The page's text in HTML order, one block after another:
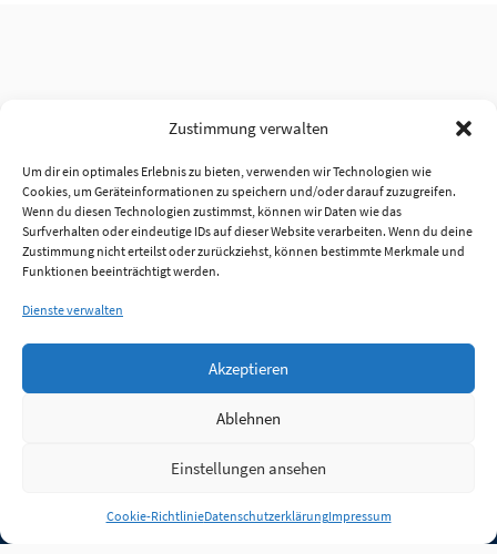
Zustimmung verwalten
Um dir ein optimales Erlebnis zu bieten, verwenden wir Technologien wie
Cookies, um Geräteinformationen zu speichern und/oder darauf zuzugreifen.
Wenn du diesen Technologien zustimmst, können wir Daten wie das
Surfverhalten oder eindeutige IDs auf dieser Website verarbeiten. Wenn du deine
Zustimmung nicht erteilst oder zurückziehst, können bestimmte Merkmale und
Funktionen beeinträchtigt werden.
Dienste verwalten
Akzeptieren
Ablehnen
Einstellungen ansehen
Cookie-RichtlinieDatenschutzerklärungImpressum
Anmelden
Jobs Partner FAQ Quellen